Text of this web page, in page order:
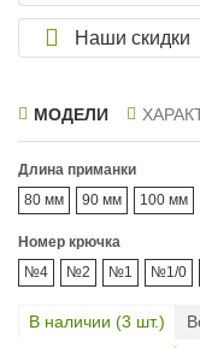
Наши скидки
МОДЕЛИ
Длина приманки
80 мм
90 мм 100 мм
Номер крючка
№4
№2 №1 №1/0
В наличии (3 шт.)